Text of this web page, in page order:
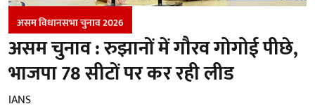
असम विधानसभा चुनाव 2026
असम चुनाव : रुझानों में गौरव गोगोई पीछे,
भाजपा 78 सीटों पर कर रही लीड
IANS